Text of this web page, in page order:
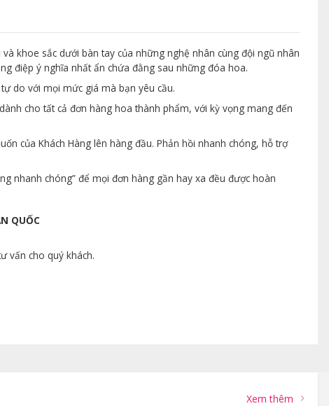
khoe sắc dưới bàn tay của những nghệ nhân cùng đội ngũ nhân
điệp ý nghĩa nhất ẩn chứa đằng sau những đóa hoa.
do với mọi mức giá mà bạn yêu cầu.
cho tất cả đơn hàng hoa thành phẩm, với kỳ vọng mang đến
của Khách Hàng lên hàng đầu. Phản hồi nhanh chóng, hỗ trợ
nhanh chóng” để mọi đơn hàng gần hay xa đều được hoàn
QUỐC
vấn cho quý khách.
Xem thêm